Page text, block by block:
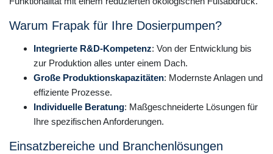
Warum Frapak für Ihre Dosierpumpen?
Integrierte R&D-Kompetenz: Von der Entwicklung bis
zur Produktion alles unter einem Dach.
Große Produktionskapazitäten: Modernste Anlagen und
effiziente Prozesse.
Individuelle Beratung: Maßgeschneiderte Lösungen für
Ihre spezifischen Anforderungen.
Einsatzbereiche und Branchenlösungen